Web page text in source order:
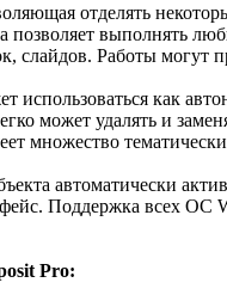
отделять
позволяет выполнять
слайдов. Работы
использоваться как
может удалять и
множество
автоматически
Поддержка всех ОС
Pro: